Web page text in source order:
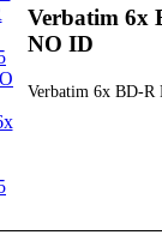
Verbatim 6x
NO ID
Verbatim 6x BD-